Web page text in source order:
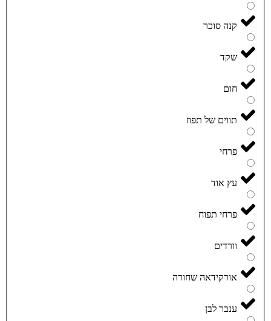
קנה סוכר
שקד
חום
תווים של תפוז
פרחי
עץ אוד
פרחי תפוח
וורדים
אורקידאה שחורה
ענבר לבן